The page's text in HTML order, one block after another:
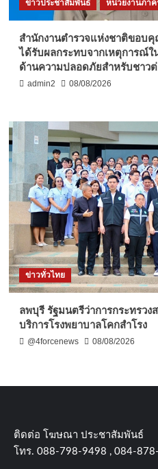
ข่าวประชาสัมพันธ์ หน่วยงานภาค
สำนักงานตำรวจแห่งชาติขอบ
ได้รับผลกระทบจากเหตุการณ์
ด้านความปลอดภัยสำหรับชาวต่
admin2 08/08/2026
ข่าวทั่วไทย
ลพบุรี รัฐมนตรีว่าการกระทรว
บริการโรงพยาบาลโคกสำโรง
@4forcenews 08/08/2026
ติดต่อ​ โฆษณา​ ประชาสัมพันธ์
โทร​. 088-798-9498 , 084-